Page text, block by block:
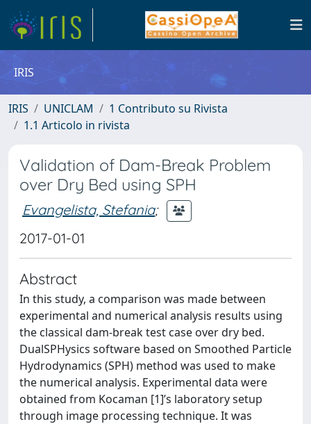
IRIS
IRIS UNICLAM
1 Contributo su Rivista
1.1 Articolo in rivista
Validation of Dam-Break Problem
over Dry Bed using SPH
Evangelista, Stefania;
2017-01-01
Abstract
In this study, a comparison was made between
experimental and numerical analysis results using
the classical dam-break test case over dry bed.
DualSPHysics software based on Smoothed Particle
Hydrodynamics (SPH) method was used to make
the numerical analysis. Experimental data were
obtained from Kocaman [1]’s laboratory setup
through image processing technique. It was